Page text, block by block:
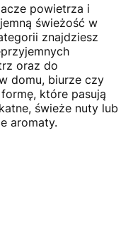
powietrza i
świeżość w
znajdziesz
oraz do
domu, biurze czy
które pasują
świeże nuty lub
aromaty.